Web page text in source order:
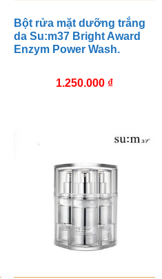
Bột rửa mặt dưỡng trắng
da Su:m37 Bright Award
Enzym Power Wash.
1.250.000 ₫